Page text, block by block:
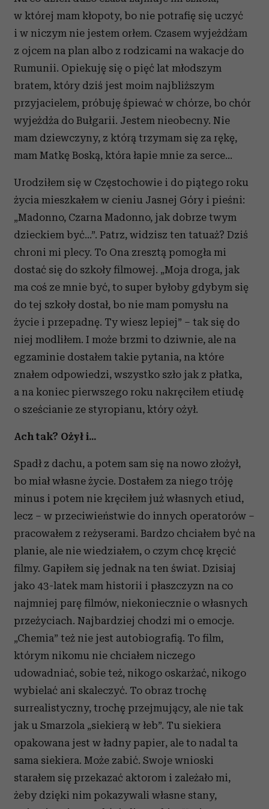
w której mam kłopoty, bo nie potrafię się uczyć
i w niczym nie jestem orłem. Czasem wyjeżdżam
z ojcem na plan albo z rodzicami na wakacje do
Rumunii. Opiekuję się o pięć lat młodszym
bratem, który dziś jest moim najbliższym
przyjacielem, próbuję śpiewać w chórze, bo chór
wyjeżdża do Bułgarii. Jestem nieobecny. Nie
mam dziewczyny, z którą trzymam się za rękę,
mam Matkę Boską, która łapie mnie za serce...
Urodziłem się w Częstochowie i do piątego roku
życia mieszkałem w cieniu Jasnej Góry i pieśni:
„Madonno, Czarna Madonno, jak dobrze twym
dzieckiem być...”. Patrz, widzisz ten tatuaż? Dziś
chroni mi plecy. To Ona zresztą pomogła mi
dostać się do szkoły filmowej. „Moja droga, jak
ma coś ze mnie być, to super byłoby gdybym się
do tej szkoły dostał, bo nie mam pomysłu na
życie i przepadnę. Ty wiesz lepiej” – tak się do
niej modliłem. I może brzmi to dziwnie, ale na
egzaminie dostałem takie pytania, na które
znałem odpowiedzi, wszystko szło jak z płatka,
a na koniec pierwszego roku nakręciłem etiudę
o sześcianie ze styropianu, który ożył.
Ach tak? Ożył i...
Spadł z dachu, a potem sam się na nowo złożył,
bo miał własne życie. Dostałem za niego tróję
minus i potem nie kręciłem już własnych etiud,
lecz – w przeciwieństwie do innych operatorów –
pracowałem z reżyserami. Bardzo chciałem być na
planie, ale nie wiedziałem, o czym chcę kręcić
filmy. Gapiłem się jednak na ten świat. Dzisiaj
jako 43-latek mam historii i płaszczyzn na co
najmniej parę filmów, niekoniecznie o własnych
przeżyciach. Najbardziej chodzi mi o emocje.
„Chemia” też nie jest autobiografią. To film,
którym nikomu nie chciałem niczego
udowadniać, sobie też, nikogo oskarżać, nikogo
wybielać ani skaleczyć. To obraz trochę
surrealistyczny, trochę przejmujący, ale nie tak
jak u Smarzola „siekierą w łeb”. Tu siekiera
opakowana jest w ładny papier, ale to nadal ta
sama siekiera. Może zabić. Swoje wnioski
starałem się przekazać aktorom i zależało mi,
żeby dzięki nim pokazywali własne stany,